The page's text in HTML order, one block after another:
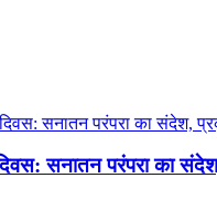
दिवस: सनातन परंपरा का